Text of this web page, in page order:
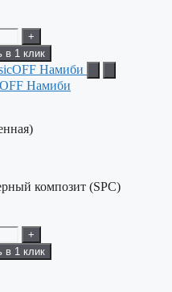
+
в 1 клик
Намиби
композит (SPC)
+
в 1 клик